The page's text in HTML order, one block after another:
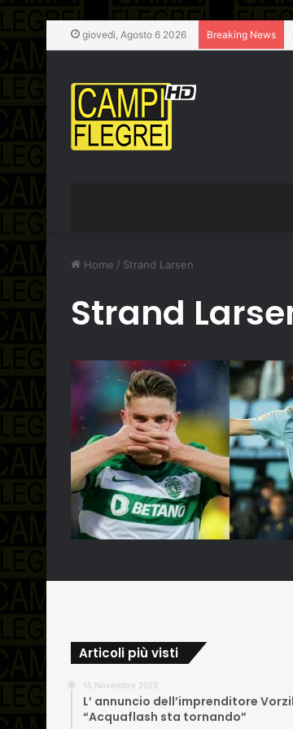
giovedì, Agosto 6 2026 Breaking News
Home / Strand Larsen
Strand
Articoli più visti
15 Novembre 2023
L’ annuncio dell’imprenditore
“Acquaflash sta tornando”